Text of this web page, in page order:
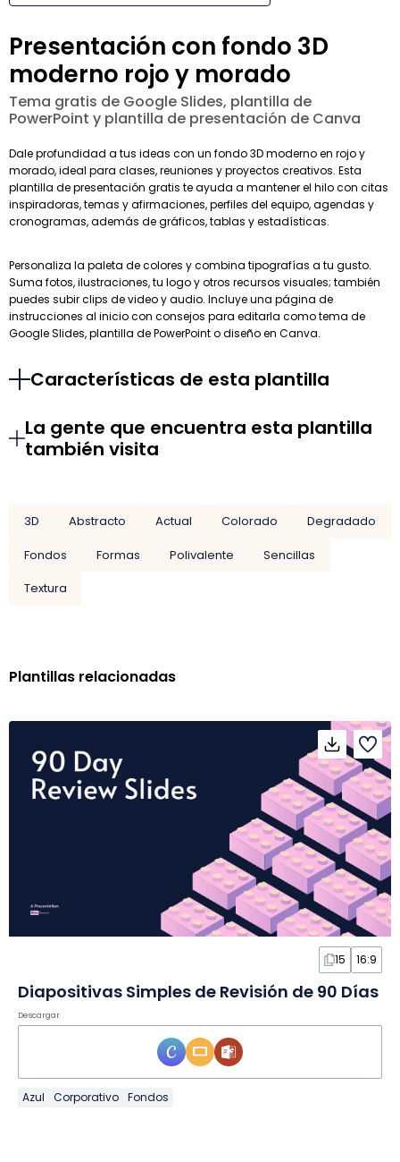
Presentación con fondo 3D
moderno rojo y morado
Tema gratis de Google Slides, plantilla de
PowerPoint y plantilla de presentación de Canva
Dale profundidad a tus ideas con un fondo 3D moderno en rojo y
morado, ideal para clases, reuniones y proyectos creativos. Esta
plantilla de presentación gratis te ayuda a mantener el hilo con citas
inspiradoras, temas y afirmaciones, perfiles del equipo, agendas y
cronogramas, además de gráficos, tablas y estadísticas.
Personaliza la paleta de colores y combina tipografías a tu gusto.
Suma fotos, ilustraciones, tu logo y otros recursos visuales; también
puedes subir clips de video y audio. Incluye una página de
instrucciones al inicio con consejos para editarla como tema de
Google Slides, plantilla de PowerPoint o diseño en Canva.
Características de esta plantilla
La gente que encuentra esta plantilla
también visita
3D Abstracto Actual Colorado
Degradado
Fondos
Formas Polivalente
Sencillas
Textura
Plantillas relacionadas
15 16:9
Diapositivas Simples de Revisión de 90 Días
Descargar
Azul Corporativo Fondos